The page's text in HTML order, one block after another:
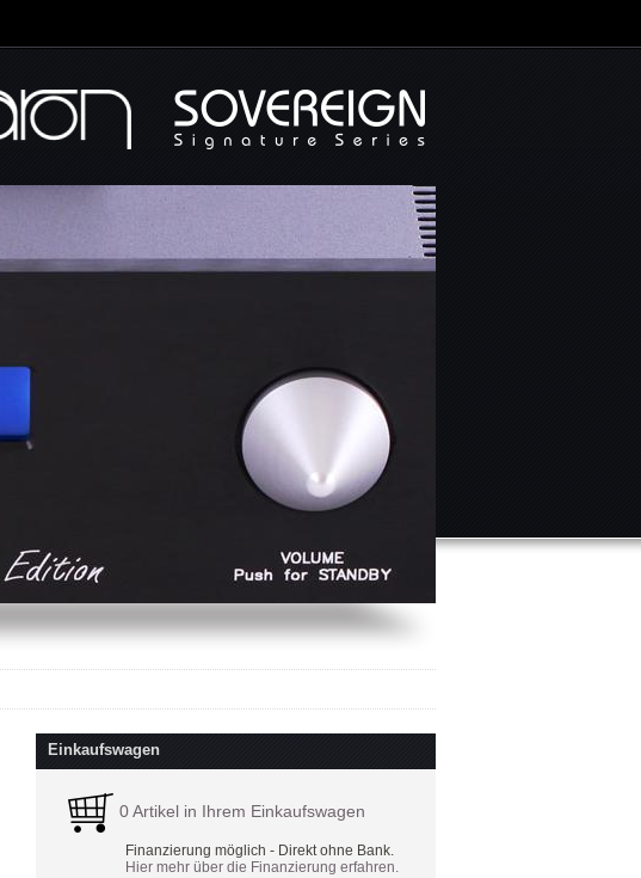
Einkaufswagen
0 Artikel in Ihrem Einkaufswagen
Finanzierung möglich - Direkt ohne Bank.
Hier mehr über die Finanzierung erfahren.